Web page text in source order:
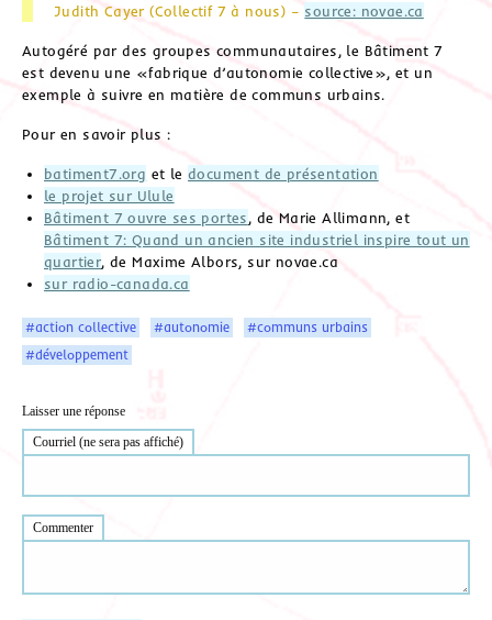
Judith Cayer (Collectif 7 à nous) – source: novae.ca
Autogéré par des groupes communautaires, le Bâtiment 7
est devenu une «fabrique d’autonomie collective», et un
exemple à suivre en matière de communs urbains.
Pour en savoir plus :
batiment7.org et ledocument de présentation
le projet sur Ulule
Bâtiment 7 ouvre ses portes, de Marie Allimann, et
Bâtiment 7: Quand un ancien site industriel inspire tout un
quartier, de Maxime Albors, sur novae.ca
sur radio-canada.ca
#action collective #autonomie
#communs urbains
#développement
Laisser une réponse
Courriel (ne sera pas affiché)
Commenter